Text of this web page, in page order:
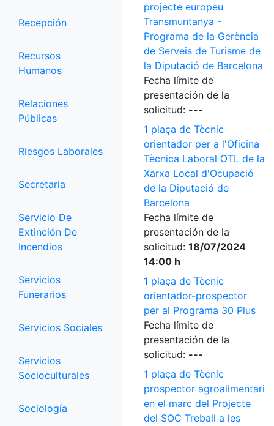
Recepción
Recursos
Humanos
Relaciones
Públicas
Riesgos Laborales
Secretaria
Servicio De
Extinción De
Incendios
Servicios
Funerarios
Servicios Sociales
Servicios
Socioculturales
Sociología
projecte europeu
Transmuntanya -
Programa de la Gerència
de Serveis de Turisme de
la Diputació de Barcelona
Fecha límite de
presentación de la
solicitud: ---
1 plaça de Tècnic
orientador per a l'Oficina
Tècnica Laboral OTL de la
Xarxa Local d'Ocupació
de la Diputació de
Barcelona
Fecha límite de
presentación de la
solicitud: 18/07/2024
14:00 h
1 plaça de Tècnic
orientador-prospector
per al Programa 30 Plus
Fecha límite de
presentación de la
solicitud: ---
1 plaça de Tècnic
prospector agroalimentari
en el marc del Projecte
del SOC Treball a les